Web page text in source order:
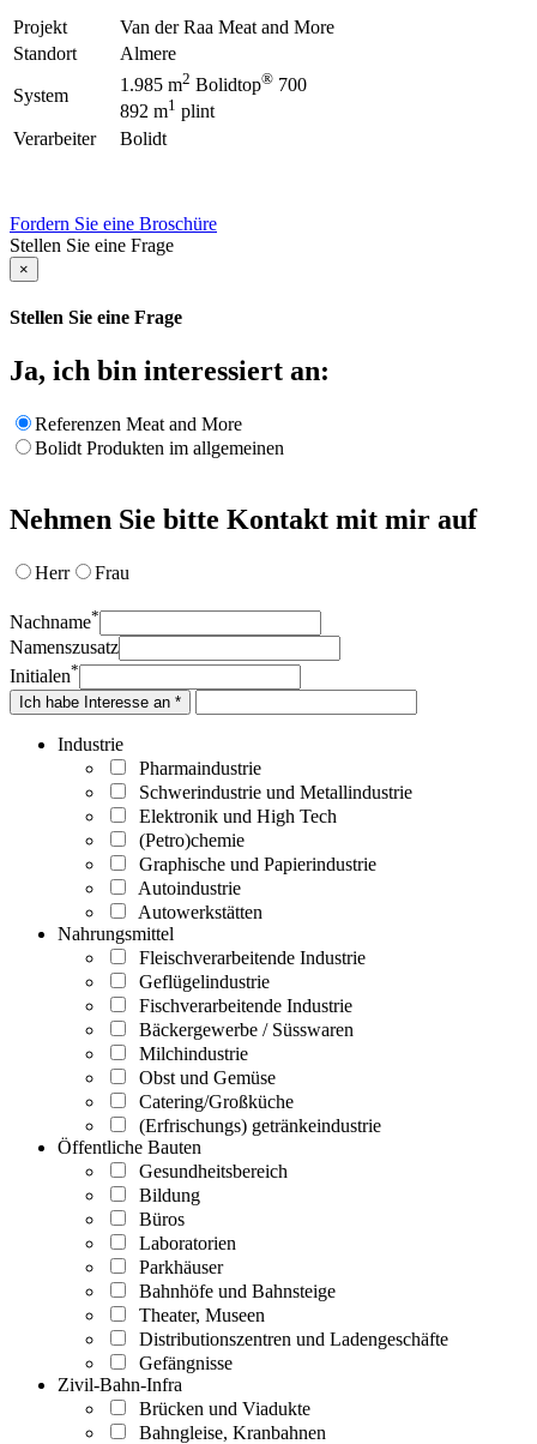
Projekt
Van der Raa Meat and More
Standort
Almere
System
1.985 m2 Bolidtop® 700
892 m1 plint
Verarbeiter
Bolidt
Fordern Sie eine Broschüre
Stellen Sie eine Frage
×
Stellen Sie eine Frage
Ja, ich bin interessiert an:
Referenzen Meat and More
Bolidt Produkten im allgemeinen
Nehmen Sie bitte Kontakt mit mir auf
Herr Frau
Nachname*
Namenszusatz
Initialen*
Ich habe Interesse an *
Industrie
Pharmaindustrie
Schwerindustrie und Metallindustrie
Elektronik und High Tech
(Petro)chemie
Graphische und Papierindustrie
Autoindustrie
Autowerkstätten
Nahrungsmittel
Fleischverarbeitende Industrie
Geflügelindustrie
Fischverarbeitende Industrie
Bäckergewerbe / Süsswaren
Milchindustrie
Obst und Gemüse
Catering/Großküche
(Erfrischungs) getränkeindustrie
Öffentliche Bauten
Gesundheitsbereich
Bildung
Büros
Laboratorien
Parkhäuser
Bahnhöfe und Bahnsteige
Theater, Museen
Distributionszentren und Ladengeschäfte
Gefängnisse
Zivil-Bahn-Infra
Brücken und Viadukte
Bahngleise, Kranbahnen